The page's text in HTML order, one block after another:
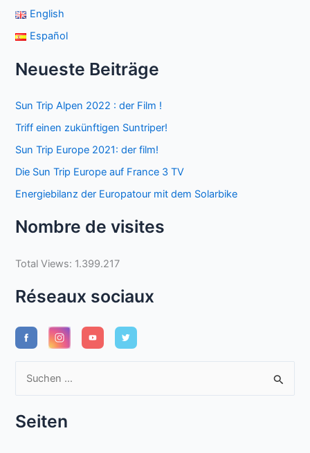
English
Español
Neueste Beiträge
Sun Trip Alpen 2022 : der Film !
Triff einen zukünftigen Suntriper!
Sun Trip Europe 2021: der film!
Die Sun Trip Europe auf France 3 TV
Energiebilanz der Europatour mit dem Solarbike
Nombre de visites
Total Views: 1.399.217
Réseaux sociaux
h
Seiten